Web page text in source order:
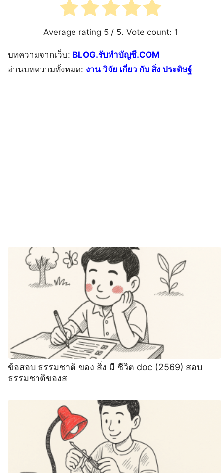
Average rating 5/ 5. Vote count: 1
บทความจากเว็บ: BLOG.รับทำบัญชี.COM
อ่านบทความทั้งหมด: งาน วิจัย เกี่ยว กับ สิ่ง ประดิษฐ์
ข้อสอบ ธรรมชาติ ของ สิ่ง มี ชีวิต doc (2569) สอบ
ธรรมชาติของส